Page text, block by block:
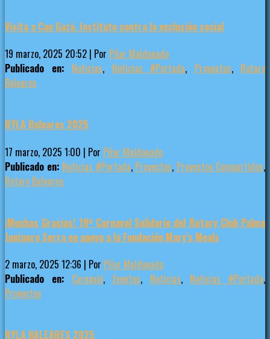
Visita a Can Gazà. Instituto contra la exclusión social
19 marzo, 2025 20:52 | Por Pilar Maldonado
Publicado en: Noticias, Noticias #Portada, Proyectos, Rotary
Baleares
RYLA Baleares 2025
17 marzo, 2025 1:00 | Por Pilar Maldonado
Publicado en: Noticias #Portada, Proyectos, Proyectos Compartidos,
Rotary Baleares
¡Muchas Gracias! 19º Carnaval Solidario del Rotary Club Palma
Junípero Serra en apoyo a la Fundación Mary’s Meals
2 marzo, 2025 12:36 | Por Pilar Maldonado
Publicado en: Carnaval, Eventos, Noticias, Noticias #Portada,
Proyectos
RYLA BALEARES 2025